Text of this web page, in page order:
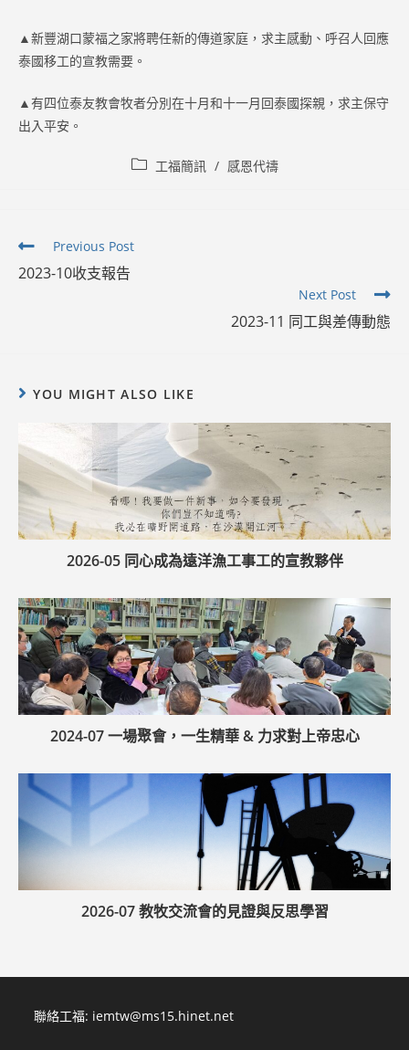
▲新豐湖口蒙福之家將聘任新的傳道家庭，求主感動、呼召人回應
泰國移工的宣教需要。
▲有四位泰友教會牧者分別在十月和十一月回泰國探親，求主保守
出入平安。
Post 工福簡訊 / 感恩代禱
Read
articles
Previous Post
2023-10收支報告
Next Post
2023-11 同工與差傳動態
YOU MIGHT ALSO LIKE
2026-05 同心成為遠洋漁工事工的宣教夥伴
2024-07 一場聚會，一生精華 & 力求對上帝忠心
2026-07 教牧交流會的見證與反思學習
聯絡工福: iemtw@ms15.hinet.net